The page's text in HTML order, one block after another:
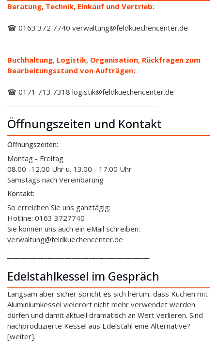
Beratung, Technik, Einkauf und Vertrieb:
☎ 0163 372 7740 verwaltung@feldkuechencenter.de
Buchhaltung, Logistik, Organisation, Rückfragen zum
Bearbeitungsstand von Aufträgen:
☎ 0171 713 7318 logistik@feldkuechencenter.de
Öffnungszeiten und Kontakt
Öffnungszeiten:
Montag - Freitag
08.00 -12.00 Uhr u. 13.00 - 17.00 Uhr
Samstags nach Vereinbarung
Kontakt:
So erreichen Sie uns ganztägig:
Hotline: 0163 3727740
Sie können uns auch ein eMail schreiben:
verwaltung@feldkuechencenter.de
Edelstahlkessel im Gespräch
Langsam aber sicher spricht es sich herum, dass Küchen mit
Aluminiumkessel vielerort nicht mehr verwendet werden
dürfen und damit aktuell dramatisch an Wert verlieren. Sind
nachproduzierte Kessel aus Edelstahl eine Alternative?
[weiter].